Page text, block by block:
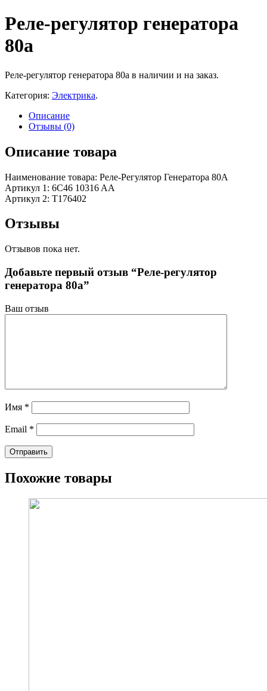
Реле-регулятор генератора
80a
Реле-регулятор генератора 80a в наличии и на заказ.
Категория: Электрика.
Описание
Отзывы (0)
Описание товара
Наименование товара: Реле-Регулятор Генератора 80A
Артикул 1: 6C46 10316 AA
Артикул 2: T176402
Отзывы
Отзывов пока нет.
Добавьте первый отзыв “Реле-регулятор
генератора 80a”
Ваш отзыв
Имя *
Email *
Похожие товары